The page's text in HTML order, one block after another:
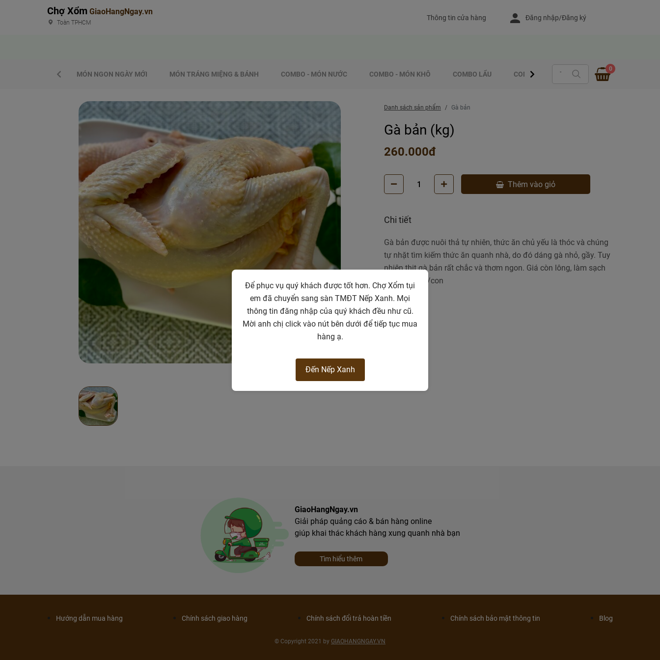
Chợ Xổm GiaoHangNgay.vn
Toàn TPHCM
Thông tin cửa hàng Đăng nhập/Đăng ký
MÓN NGON NGÀY MỚI MÓN TRÁNG MIỆNG & BÁNH COMBO - MÓN NƯỚC COMBO - MÓN KHÔ COMBO LẨU COMBO - CUỐN MÓN XỔM ƯỚP SẴN
0
Danh sách sản phẩm Gà bản
Gà bản (kg)
260.000đ
Thêm vào giỏ
Chi tiết
Gà bản được nuôi thả tự nhiên, thức ăn chủ yếu là thóc và chúng
tự nhặt tìm kiếm thức ăn quanh nhà, do đó dáng gà nhỏ, gầy. Tuy
nhiên thịt gà bản rất chắc và thơm ngon. Giá còn lông, làm sạch
còn tầm 1kg/con
GiaoHangNgay.vn
Giải pháp quảng cáo & bán hàng online
giúp khai thác khách hàng xung quanh nhà bạn
Tìm hiểu thêm
Hướng dẫn mua hàng Chính sách giao hàng Chính sách đổi trả hoàn tiền Chính sách bảo mật thông tin Blog
© Copyright 2021 by GIAOHANGNGAY.VN
Để phục vụ quý khách được tốt hơn. Chợ Xổm tụi
em đã chuyển sang sàn TMĐT Nếp Xanh. Mọi
thông tin đăng nhập của quý khách đều như cũ.
Mời anh chị click vào nút bên dưới để tiếp tục mua
hàng ạ.
Đến Nếp Xanh